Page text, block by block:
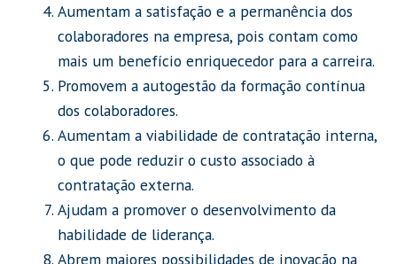
Aumentam a satisfação e a permanência dos
colaboradores na empresa, pois contam como
mais um benefício enriquecedor para a carreira.
Promovem a autogestão da formação contínua
dos colaboradores.
Aumentam a viabilidade de contratação interna,
o que pode reduzir o custo associado à
contratação externa.
Ajudam a promover o desenvolvimento da
habilidade de liderança.
Abrem maiores possibilidades de inovação na